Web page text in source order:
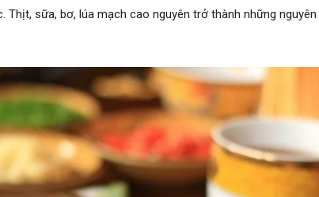
Thịt, sữa, bơ, lúa mạch cao nguyên trở thành những nguyên